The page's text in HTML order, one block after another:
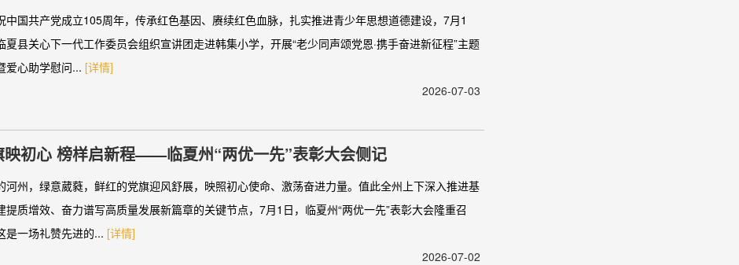
中国共产党成立105周年，传承红色基因、赓续红色血脉，扎实推进青少年思想道德建设，7月1
夏县关心下一代工作委员会组织宣讲团走进韩集小学，开展“老少同声颂党恩·携手奋进新征程”主题
爱心助学慰问... [详情]
2026-07-03
映初心 榜样启新程——临夏州“两优一先”表彰大会侧记
河州，绿意葳蕤，鲜红的党旗迎风舒展，映照初心使命、激荡奋进力量。值此全州上下深入推进基
提质增效、奋力谱写高质量发展新篇章的关键节点，7月1日，临夏州“两优一先”表彰大会隆重召
是一场礼赞先进的... [详情]
2026-07-02